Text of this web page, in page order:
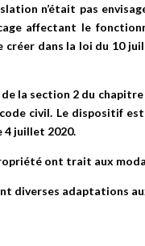
n’était pas
affectant le
créer dans la loi du 10
la section 2 du
civil. Le dispositif
4 juillet 2020.
ont trait aux
diverses adaptations